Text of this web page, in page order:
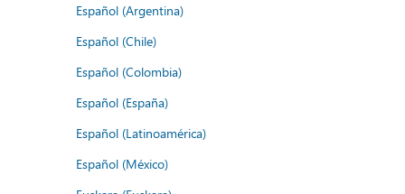
Español (Argentina)
Español (Chile)
Español (Colombia)
Español (España)
Español (Latinoamérica)
Español (México)